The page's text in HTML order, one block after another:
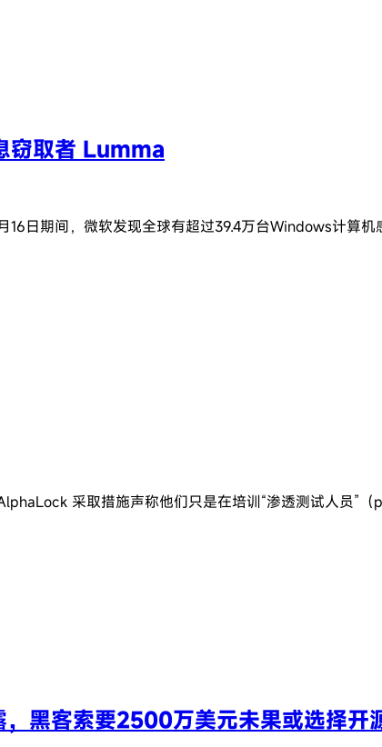
窃取者 Lumma
日期间，微软发现全球有超过39.4万台Windows计算机
采取措施声称他们只是在培训“渗透测试人员”
黑客索要2500万美元未果或选择开